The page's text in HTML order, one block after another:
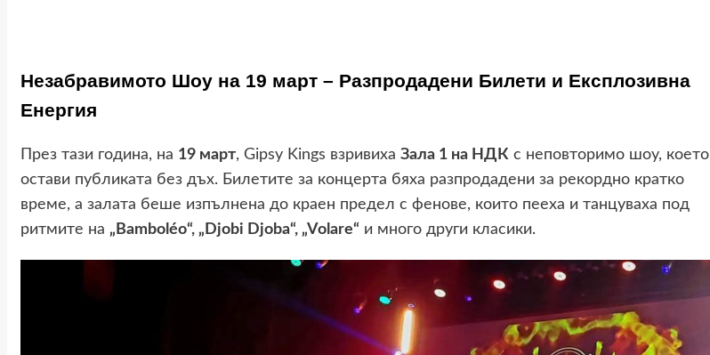
Незабравимото Шоу на 19 март – Разпродадени Билети и Експлозивна
Енергия
През тази година, на 19 март, Gipsy Kings взривиха Зала 1 на НДКс неповторимо шоу, което
остави публиката без дъх. Билетите за концерта бяха разпродадени за рекордно кратко
време, а залата беше изпълнена до краен предел с фенове, които пееха и танцуваха под
ритмите на „Bamboléo“, „Djobi Djoba“, „Volare“ и много други класики.